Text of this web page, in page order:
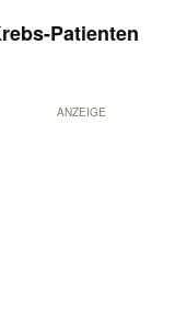
Patienten
ANZEIGE